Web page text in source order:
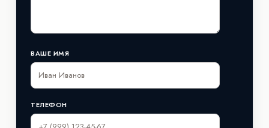
ВАШЕ ИМЯ
ТЕЛЕФОН